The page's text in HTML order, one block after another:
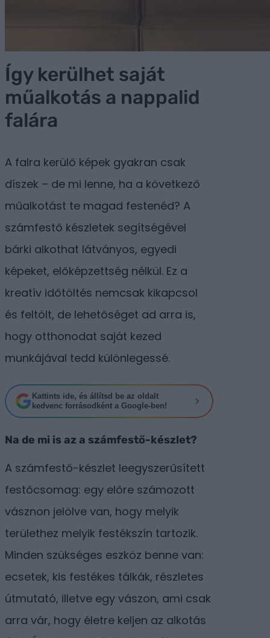
Így kerülhet saját
műalkotás a nappalid
falára
A falra kerülő képek gyakran csak
díszek – de mi lenne, ha a következő
műalkotást te magad festenéd? A
számfestő készletek segítségével
bárki alkothat látványos, egyedi
képeket, előképzettség nélkül. Ez a
kreatív időtöltés nemcsak kikapcsol
és feltölt, de lehetőséget ad arra is,
hogy otthonodat saját kezed
munkájával tedd különlegessé.
Kattints ide, és állítsd be az oldalt
kedvenc forrásodként a Google-ben!
Na de mi is az a számfestő-készlet?
A számfestő-készlet leegyszerűsített
festőcsomag: egy előre számozott
vásznon jelölve van, hogy melyik
területhez melyik festékszín tartozik.
Minden szükséges eszköz benne van:
ecsetek, kis festékes tálkák, részletes
útmutató, illetve egy vászon, ami csak
arra vár, hogy életre keljen az alkotás